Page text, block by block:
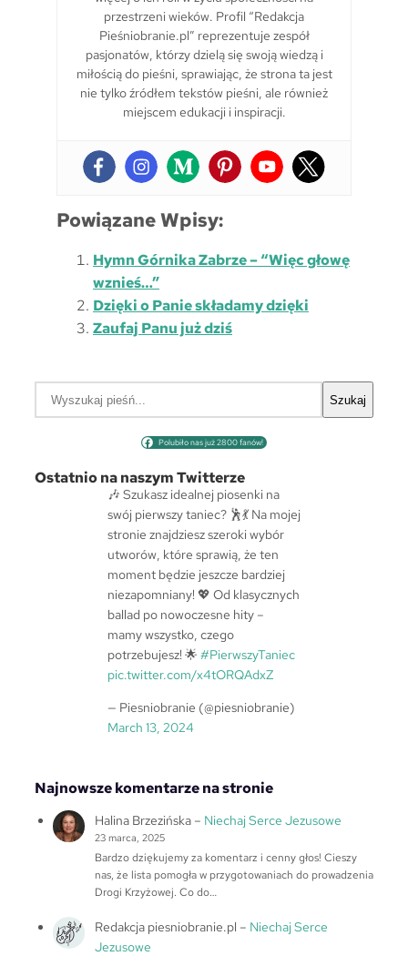
przestrzeni wieków. Profil “Redakcja
Pieśniobranie.pl” reprezentuje zespół
pasjonatów, którzy dzielą się swoją wiedzą i
miłością do pieśni, sprawiając, że strona ta jest
nie tylko źródłem tekstów pieśni, ale również
miejscem edukacji i inspiracji.
Powiązane Wpisy:
Hymn Górnika Zabrze – “Więc głowę
wznieś…”
Dzięki o Panie składamy dzięki
Zaufaj Panu już dziś
a
Szukaj
Polubiło nas już 2800 fanów!
Ostatnio na naszym Twitterze
🎶 Szukasz idealnej piosenki na
swój pierwszy taniec? 🕺💃 Na mojej
stronie znajdziesz szeroki wybór
utworów, które sprawią, że ten
moment będzie jeszcze bardziej
niezapomniany! 💖 Od klasycznych
ballad po nowoczesne hity –
mamy wszystko, czego
potrzebujesz! 🌟 #PierwszyTaniec
pic.twitter.com/x4tORQAdxZ
— Piesniobranie (@piesniobranie)
March 13, 2024
Najnowsze komentarze na stronie
Halina Brzezińska– Niechaj Serce Jezusowe
23 marca, 2025
Bardzo dziękujemy za komentarz i cenny głos! Cieszy
nas, że lista pomogła w przygotowaniach do prowadzenia
Drogi Krzyżowej. Co do…
Redakcja piesniobranie.pl – Niechaj Serce
Jezusowe